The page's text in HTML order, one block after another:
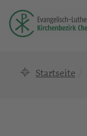
Startseite